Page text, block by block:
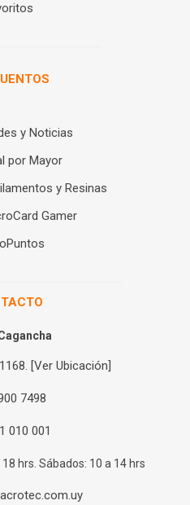
y Noticias
por Mayor
y Resinas
Gamer
[Ver Ubicación]
7498
010 001
hrs. Sábados: 10 a 14 hrs